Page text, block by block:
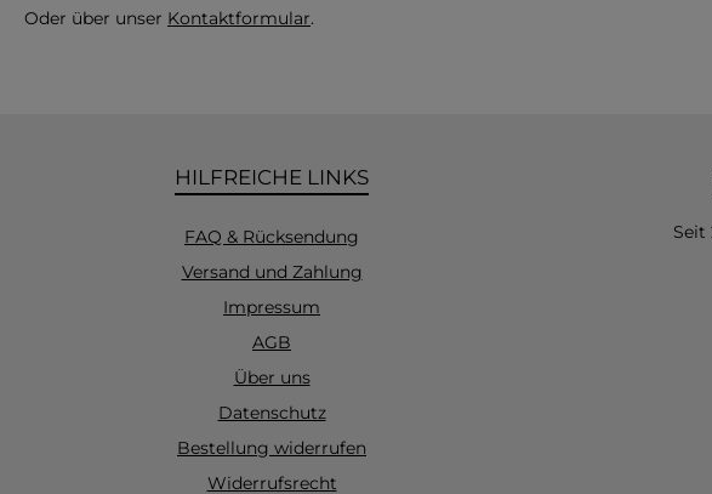
Oder über unser Kontaktformular.
HILFREICHE LINKS
FAQ & Rücksendung
Versand und Zahlung
Impressum
AGB
Über uns
Datenschutz
Bestellung widerrufen
Widerrufsrecht
Seit